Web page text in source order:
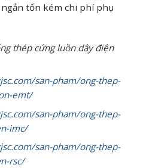
tốn kém chi phí phụ
thép cứng luồn dây điện
san-pham/ong-thep-
emt/
san-pham/ong-thep-
imc/
san-pham/ong-thep-
rsc/